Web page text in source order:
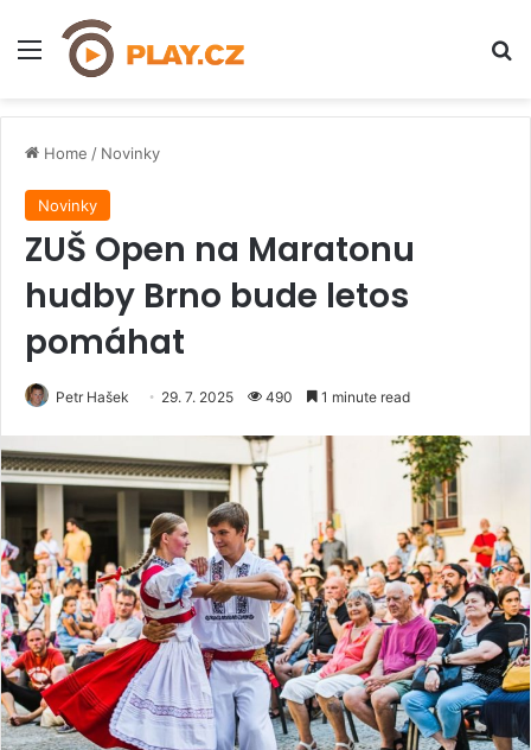
Menu
Home / Novinky
Novinky
ZUŠ Open na Maratonu
hudby Brno bude letos
pomáhat
Petr Hašek 29. 7. 2025 490 1 minute read